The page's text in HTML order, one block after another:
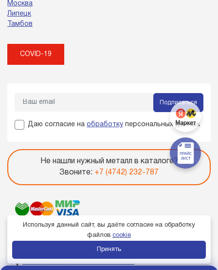
Москва
Липецк
Тамбов
COVID-19
Подписаться
Даю согласие на обработку персональных данных
Не нашли нужный металл в каталоге?
Звоните: +7 (4742) 232-787
Используя данный сайт, вы даёте согласие на обработку
файлов cookie
Принять